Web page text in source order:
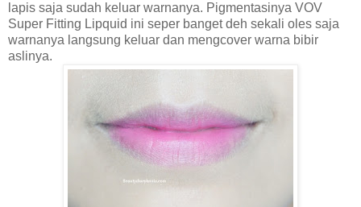
lapis saja sudah keluar warnanya. Pigmentasinya VOV
Super Fitting Lipquid ini seper banget deh sekali oles saja
warnanya langsung keluar dan mengcover warna bibir
aslinya.